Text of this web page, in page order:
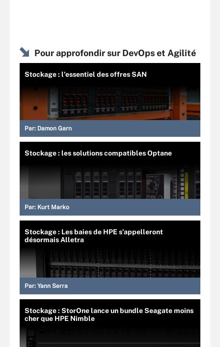
Pour approfondir sur DevOps et Agilité
Stockage : l’essentiel des offres SAN
Par: Damon Garn
Stockage : les solutions compatibles Optane
Par: Kurt Marko
Stockage : Les baies de HPE s’appelleront
désormais Alletra
Par: Yann Serra
Stockage : StorOne lance un bundle Seagate moins
cher que HPE Nimble